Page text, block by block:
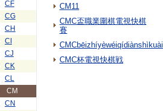
CF
CG
CH
CI
CJ
CK
CL
CM
CN
CM11
CMC盃職業圍棋電視快棋
賽
CMC杯電視快棋戦